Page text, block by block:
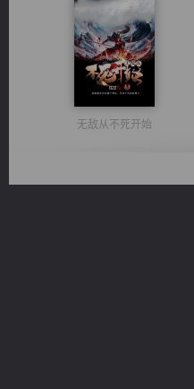
无敌从不死开始